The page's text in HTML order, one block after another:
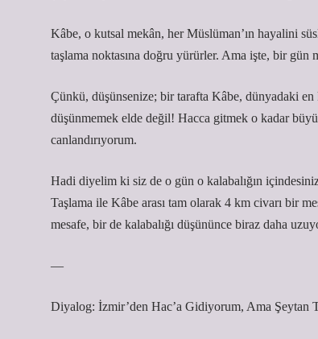
Kâbe, o kutsal mekân, her Müslüman’ın hayalini
taşlama noktasına doğru yürürler. Ama işte, bir gün
Çünkü, düşünsenize; bir tarafta Kâbe, dünyadaki
düşünmemek elde değil! Hacca gitmek o kadar
canlandırıyorum.
Hadi diyelim ki siz de o gün o kalabalığın
Taşlama ile Kâbe arası tam olarak 4 km civarı bir
mesafe, bir de kalabalığı düşününce biraz daha
—
Diyalog: İzmir’den Hac’a Gidiyorum, Ama Şeytan